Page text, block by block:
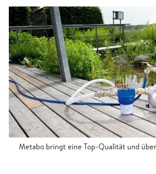
Metabo bringt eine Top-Qualität und